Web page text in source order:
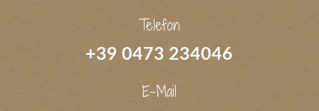
Telefon
+39 0473 234046
E-Mail